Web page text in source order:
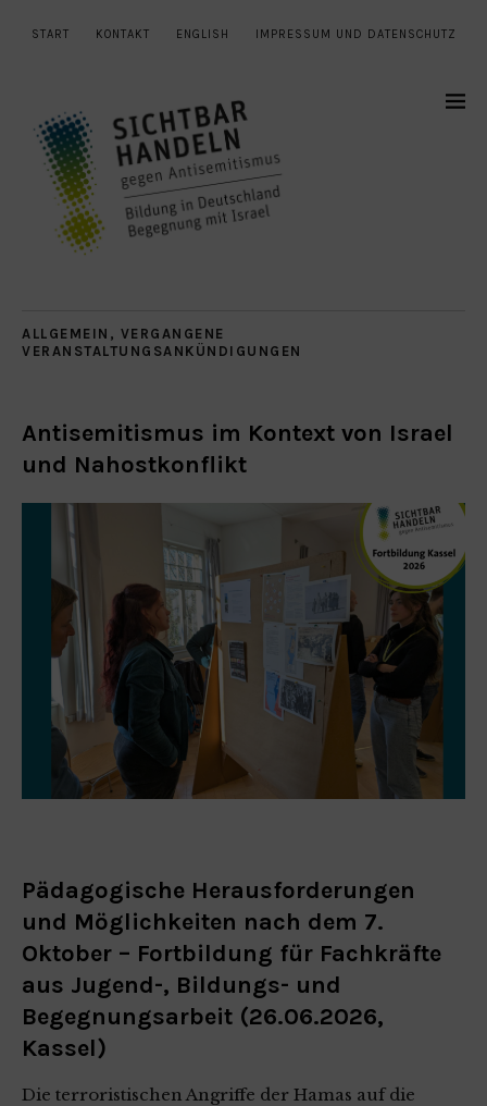
START KONTAKT ENGLISH IMPRESSUM UND DATENSCHUTZ
ALLGEMEIN , VERGANGENE
VERANSTALTUNGSANKÜNDIGUNGEN
Antisemitismus im Kontext von Israel
und Nahostkonflikt
Pädagogische Herausforderungen
und Möglichkeiten nach dem 7.
Oktober – Fortbildung für Fachkräfte
aus Jugend-, Bildungs- und
Begegnungsarbeit (26.06.2026,
Kassel)
Die terroristischen Angriffe der Hamas auf die